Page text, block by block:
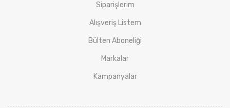
Siparişlerim
Alışveriş Listem
Bülten Aboneliği
Markalar
Kampanyalar